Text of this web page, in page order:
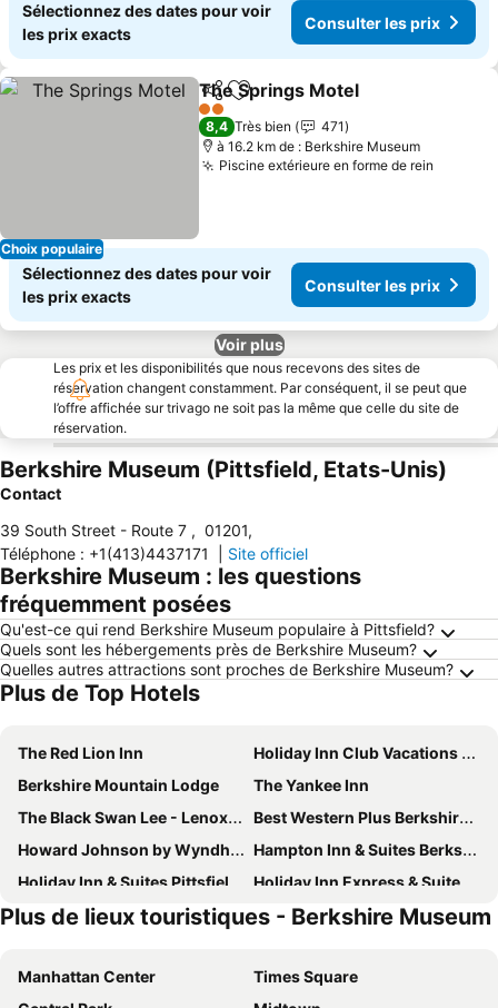
Sélectionnez des dates pour voir
les prix exacts
Consulter les prix
Choix populaire
PartagerAjouter à mes favoris
The Springs Motel
2 Étoiles
8,4 Très bien
471
à 16.2 km de : Berkshire Museum
Piscine extérieure en forme de rein
Sélectionnez des dates pour voir
les prix exacts
Consulter les prix
Voir plus
Les prix et les disponibilités que nous recevons des sites de
réservation changent constamment. Par conséquent, il se peut que
l’offre affichée sur trivago ne soit pas la même que celle du site de
réservation.
Berkshire Museum (Pittsfield, Etats-Unis)
Contact
39 South Street - Route 7 , 01201,
Téléphone : +1(413)4437171 Site officiel
Berkshire Museum : les questions
fréquemment posées
Qu'est-ce qui rend Berkshire Museum populaire à Pittsfield?
Quels sont les hébergements près de Berkshire Museum?
Quelles autres attractions sont proches de Berkshire Museum?
Plus de Top Hotels
The Red Lion Inn
Holiday Inn Club Vacations Oak n' Spruce Resort
Berkshire Mountain Lodge
The Yankee Inn
The Black Swan Lee - Lenox, an Ascend Collection Hotel
Best Western Plus Berkshire Hills Inn & Suites
Howard Johnson by Wyndham Lenox
Hampton Inn & Suites Berkshires-Lenox
Holiday Inn & Suites Pittsfield-berkshires By Ihg
Holiday Inn Express & Suites Pittsfield-lenox-berkshires By Ihg
Quality Inn Lee - Lenox South
Courtyard by Marriott Lenox Berkshires
The Whitlock
The Central Downtown Inn & Suites
Plus de lieux touristiques - Berkshire Museum
Manhattan Center
Times Square